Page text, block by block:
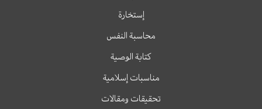
إستخارة
محاسبة النفس
كتابة الوصية
مناسبات إسلامية
تحقيقات ومقالات